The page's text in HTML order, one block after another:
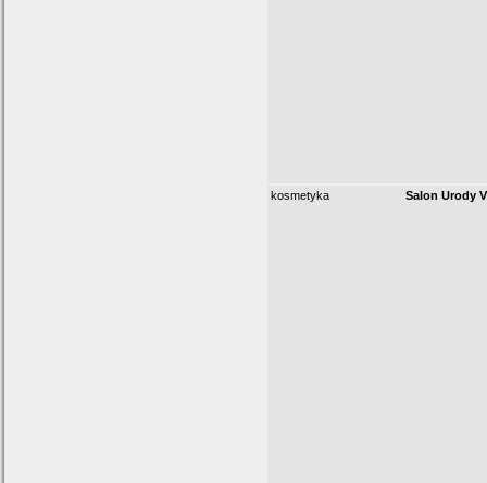
kosmetyka Salon Urody